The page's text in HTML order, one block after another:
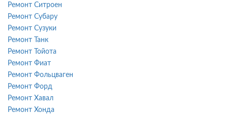
Ремонт Ситроен
Ремонт Субару
Ремонт Сузуки
Ремонт Танк
Ремонт Тойота
Ремонт Фиат
Ремонт Фольцваген
Ремонт Форд
Ремонт Хавал
Ремонт Хонда